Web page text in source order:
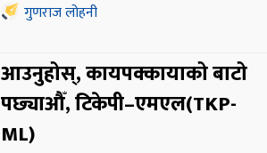
गुणराज लोहनी
आउनुहोस्, कायपक्कायाको बाटो
पछ्याऔँ, टिकेपी–एमएल(TKP-
ML)